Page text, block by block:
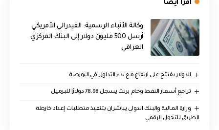
اقرأ ايضا
وكالة الأنباء الرسمية: الفيدرالي الأمريكي
أرسل 500 مليون دولار إلى البنك المركزي
العراقي
الدولار يفتتح على ارتفاع مع بدء التداول في البورصة
تراجع أسعار النفط وخام برنت يسجل 78.98 دولارًا للبرميل
وزارة المالية والبنك الدولي يباشران بتنفيذ متطلبات إعداد خارطة
الطريق للتحول الرقمي